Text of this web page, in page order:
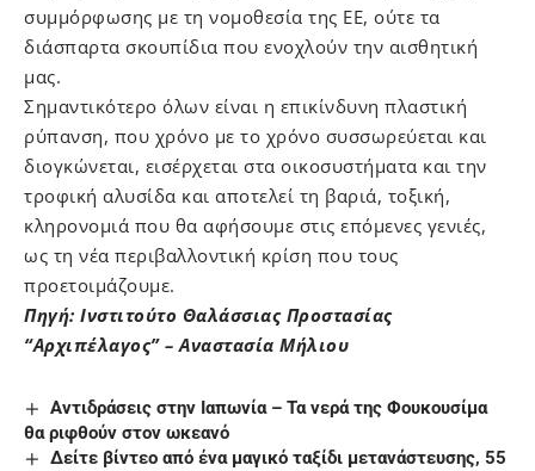
συμμόρφωσης με τη νομοθεσία της ΕΕ, ούτε τα
διάσπαρτα σκουπίδια που ενοχλούν την αισθητική
μας.
Σημαντικότερο όλων είναι η επικίνδυνη πλαστική
ρύπανση, που χρόνο με το χρόνο συσσωρεύεται και
διογκώνεται, εισέρχεται στα οικοσυστήματα και την
τροφική αλυσίδα και αποτελεί τη βαριά, τοξική,
κληρονομιά που θα αφήσουμε στις επόμενες γενιές,
ως τη νέα περιβαλλοντική κρίση που τους
προετοιμάζουμε.
Πηγή: Ινστιτούτο Θαλάσσιας Προστασίας
“Αρχιπέλαγος” – Αναστασία Μήλιου
Αντιδράσεις στην Ιαπωνία – Τα νερά της Φουκουσίμα
θα ριφθούν στον ωκεανό
Δείτε βίντεο από ένα μαγικό ταξίδι μετανάστευσης, 55